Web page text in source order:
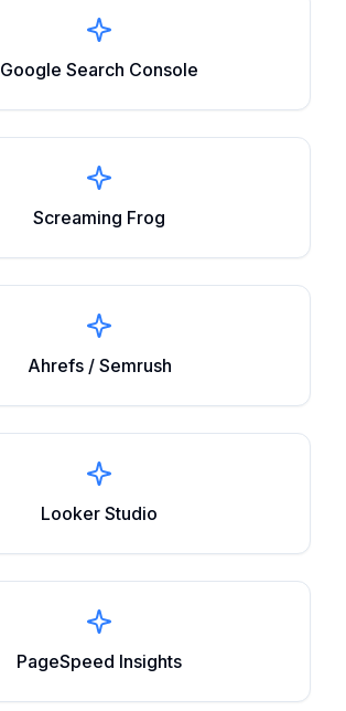
Google Search Console
Screaming Frog
Ahrefs / Semrush
Looker Studio
PageSpeed Insights